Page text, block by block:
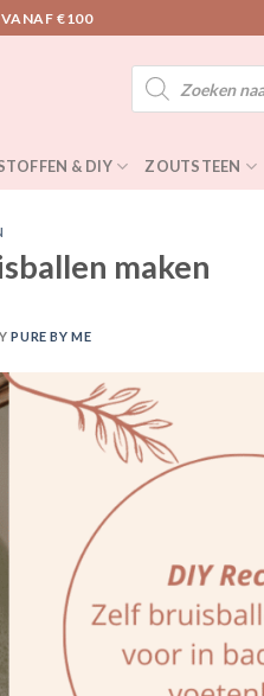
€100
Producten
zoeken
& DIY ZOUTSTEEN
maken
PURE BY ME